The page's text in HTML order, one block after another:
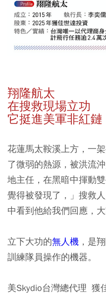
翔隆航太
在搜救現場立功
它挺進美軍非紅鏈
花蓮馬太鞍溪上方，一
了微弱的熱源，被洪流
地主任，在黑暗中揮動
覺得被發現了，」搜救
中看到他給我們回應，大
立下大功的無人機 ，是
訓練隊員操作的機器。
美Skydio台灣總代理 獲